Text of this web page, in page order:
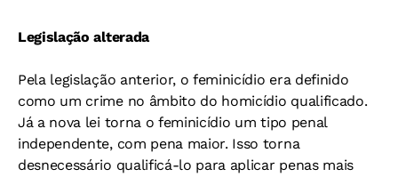
Legislação alterada
Pela legislação anterior, o feminicídio era definido
como um crime no âmbito do homicídio qualificado.
Já a nova lei torna o feminicídio um tipo penal
independente, com pena maior. Isso torna
desnecessário qualificá-lo para aplicar penas mais